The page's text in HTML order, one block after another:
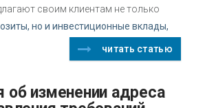
своим клиентам не только
но и инвестиционные вклады,
читать статью